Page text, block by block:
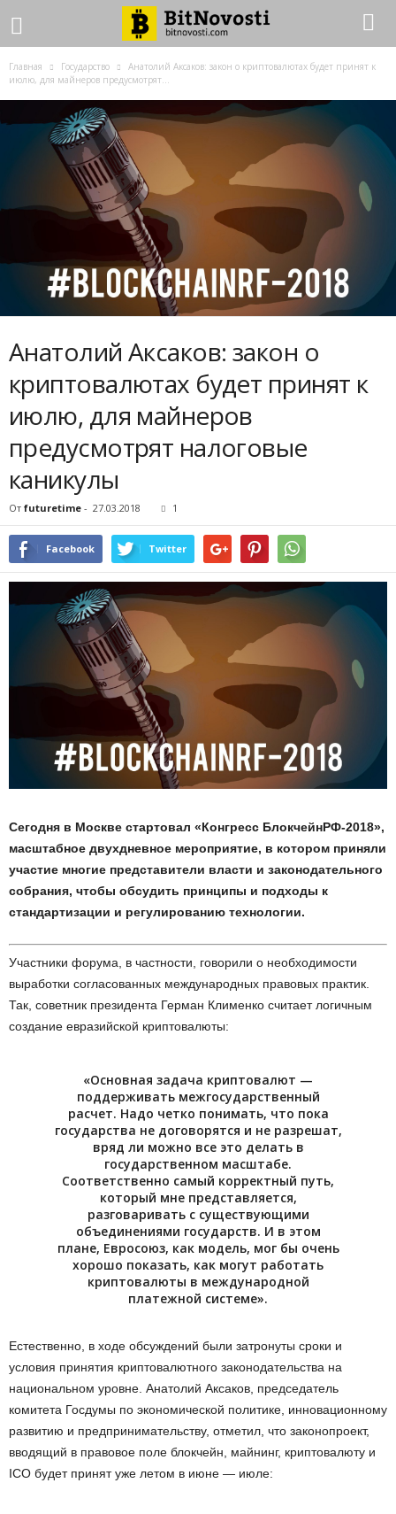
Главная Государство
Анатолий Аксаков: закон о криптовалютах будет принят к
июлю, для майнеров предусмотрят...
Анатолий Аксаков: закон о
криптовалютах будет принят к
июлю, для майнеров
предусмотрят налоговые
каникулы
От futuretime - 27.03.2018 1
Facebook Twitter
Сегодня в Москве стартовал «Конгресс БлокчейнРФ-2018»,
масштабное двухдневное мероприятие, в котором приняли
участие многие представители власти и законодательного
собрания, чтобы обсудить принципы и подходы к
стандартизации и регулированию технологии.
Участники форума, в частности, говорили о необходимости
выработки согласованных международных правовых практик.
Так, советник президента Герман Клименко считает логичным
создание евразийской криптовалюты:
«Основная задача криптовалют —
поддерживать межгосударственный
расчет. Надо четко понимать, что пока
государства не договорятся и не разрешат,
вряд ли можно все это делать в
государственном масштабе.
Соответственно самый корректный путь,
который мне представляется,
разговаривать с существующими
объединениями государств. И в этом
плане, Евросоюз, как модель, мог бы очень
хорошо показать, как могут работать
криптовалюты в международной
платежной системе».
Естественно, в ходе обсуждений были затронуты сроки и
условия принятия криптовалютного законодательства на
национальном уровне. Анатолий Аксаков, председатель
комитета Госдумы по экономической политике, инновационному
развитию и предпринимательству, отметил, что законопроект,
вводящий в правовое поле блокчейн, майнинг, криптовалюту и
ICO будет принят уже летом в июне — июле: